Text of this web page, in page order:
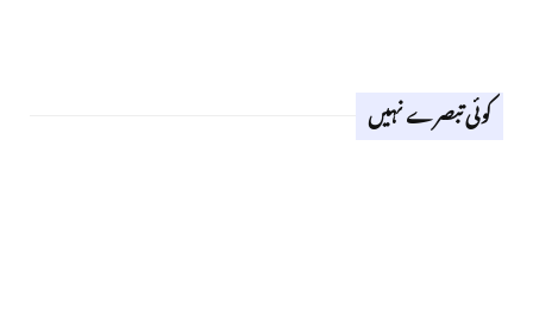
کوئی تبصرے نہیں